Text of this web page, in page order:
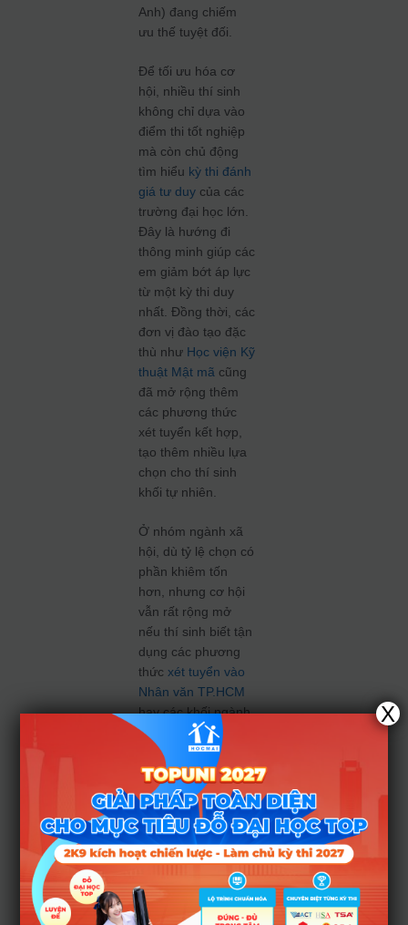
Anh) đang chiếm
ưu thế tuyệt đối.
Để tối ưu hóa cơ
hội, nhiều thí sinh
không chỉ dựa vào
điểm thi tốt nghiệp
mà còn chủ động
tìm hiểu kỳ thi đánh
giá tư duy của các
trường đại học lớn.
Đây là hướng đi
thông minh giúp các
em giảm bớt áp lực
từ một kỳ thi duy
nhất. Đồng thời, các
đơn vị đào tạo đặc
thù như Học viện Kỹ
thuật Mật mã cũng
đã mở rộng thêm
các phương thức
xét tuyển kết hợp,
tạo thêm nhiều lựa
chọn cho thí sinh
khối tự nhiên.
Ở nhóm ngành xã
hội, dù tỷ lệ chọn có
phần khiêm tốn
hơn, nhưng cơ hội
vẫn rất rộng mở
nếu thí sinh biết tận
dụng các phương
thức xét tuyển vào
Nhân văn TP.HCM
hay các khối ngành
Luật, Kinh tế thông
qua tổ hợp có môn
Tiếng Anh.
Tổ chức
ôn tập:
Tránh
dàn trải,
X